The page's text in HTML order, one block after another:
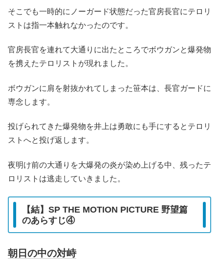
そこでも一時的にノーガード状態だった官房長官にテロリ
ストは指一本触れなかったのです。
官房長官を連れて大通りに出たところでボウガンと爆発物
を携えたテロリストが現れました。
ボウガンに肩を射抜かれてしまった笹本は、長官ガードに
専念します。
投げられてきた爆発物を井上は勇敢にも手にするとテロリ
ストへと投げ返します。
夜明け前の大通りを大爆発の炎が染め上げる中、残ったテ
ロリストは逃走していきました。
【結】SP THE MOTION PICTURE 野望篇
のあらすじ④
朝日の中の対峙